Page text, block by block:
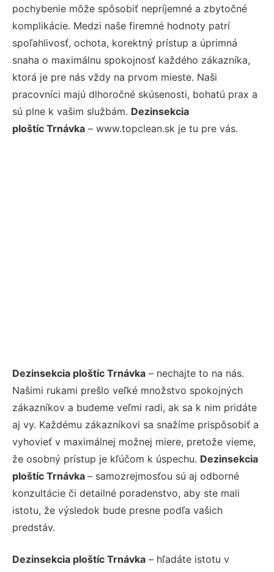
pochybenie môže spôsobiť nepríjemné a zbytočné
komplikácie. Medzi naše firemné hodnoty patrí
spoľahlivosť, ochota, korektný prístup a úprimná
snaha o maximálnu spokojnosť každého zákazníka,
ktorá je pre nás vždy na prvom mieste. Naši
pracovníci majú dlhoročné skúsenosti, bohatú prax a
sú plne k vašim službám. Dezinsekcia
ploštíc Trnávka – www.topclean.sk je tu pre vás.
Dezinsekcia ploštíc Trnávka – nechajte to na nás.
Našimi rukami prešlo veľké množstvo spokojných
zákazníkov a budeme veľmi radi, ak sa k nim pridáte
aj vy. Každému zákazníkovi sa snažíme prispôsobiť a
vyhovieť v maximálnej možnej miere, pretože vieme,
že osobný prístup je kľúčom k úspechu. Dezinsekcia
ploštíc Trnávka – samozrejmosťou sú aj odborné
konzultácie či detailné poradenstvo, aby ste mali
istotu, že výsledok bude presne podľa vašich
predstáv.
Dezinsekcia ploštíc Trnávka – hľadáte istotu v